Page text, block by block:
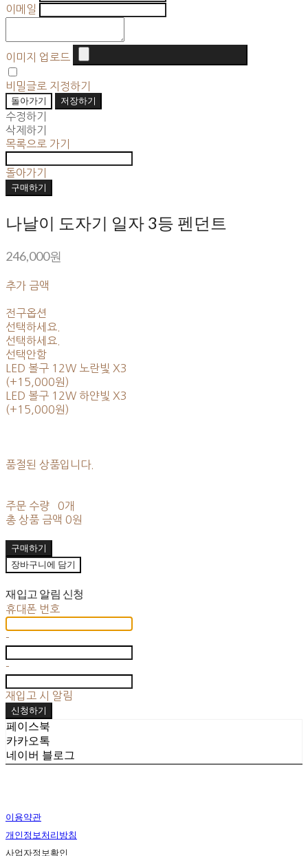
이메일
이미지 업로드
비밀글로 지정하기
돌아가기
저장하기
수정하기
삭제하기
목록으로 가기
돌아가기
구매하기
나날이 도자기 일자 3등 펜던트
246,000원
추가 금액
전구옵션
선택하세요.
선택하세요.
선택안함
LED 볼구 12W 노란빛 X3
(+15,000원)
LED 볼구 12W 하얀빛 X3
(+15,000원)
품절된 상품입니다.
주문 수량
0개
총 상품 금액 0원
구매하기
장바구니에 담기
재입고 알림 신청
휴대폰 번호
-
-
재입고 시 알림
신청하기
페이스북
카카오톡
네이버 블로그
이용약관
개인정보처리방침
사업자정보확인